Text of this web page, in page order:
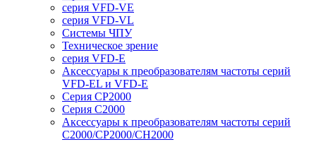
серия VFD-VE
серия VFD-VL
Системы ЧПУ
Техническое зрение
серия VFD-E
Аксессуары к преобразователям частоты серий
VFD-EL и VFD-E
Серия CP2000
Серия C2000
Аксессуары к преобразователям частоты серий
С2000/CP2000/CH2000